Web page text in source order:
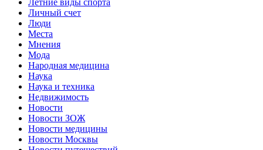
Летние виды спорта
Личный счет
Люди
Места
Мнения
Мода
Народная медицина
Наука
Наука и техника
Недвижимость
Новости
Новости ЗОЖ
Новости медицины
Новости Москвы